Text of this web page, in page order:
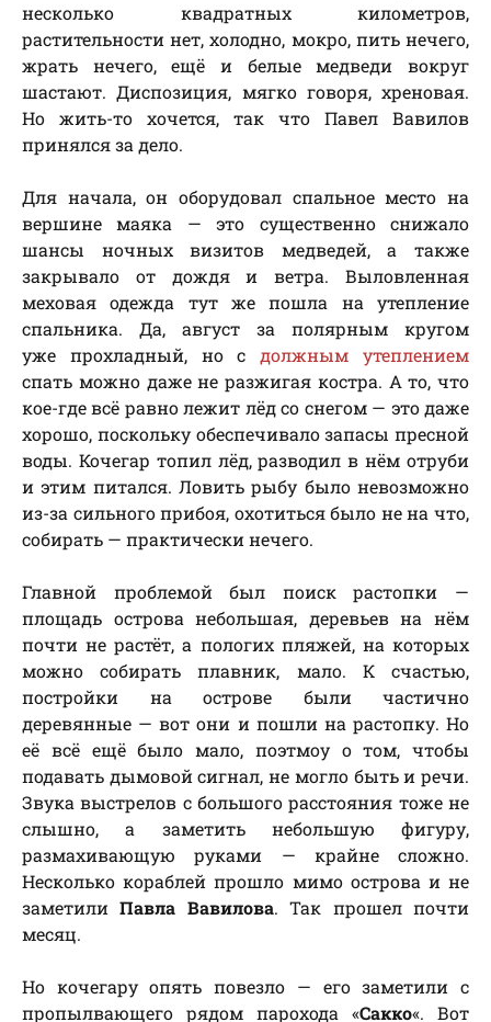
несколько квадратных километров,
растительности нет, холодно, мокро, пить нечего,
жрать нечего, ещё и белые медведи вокруг
шастают. Диспозиция, мягко говоря, хреновая.
Но жить-то хочется, так что Павел Вавилов
принялся за дело.
Для начала, он оборудовал спальное место на
вершине маяка — это существенно снижало
шансы ночных визитов медведей, а также
закрывало от дождя и ветра. Выловленная
меховая одежда тут же пошла на утепление
спальника. Да, август за полярным кругом
уже прохладный, но с должным утеплением
спать можно даже не разжигая костра. А то, что
кое-где всё равно лежит лёд со снегом — это даже
хорошо, поскольку обеспечивало запасы пресной
воды. Кочегар топил лёд, разводил в нём отруби
и этим питался. Ловить рыбу было невозможно
из-за сильного прибоя, охотиться было не на что,
собирать — практически нечего.
Главной проблемой был поиск растопки —
площадь острова небольшая, деревьев на нём
почти не растёт, а пологих пляжей, на которых
можно собирать плавник, мало. К счастью,
постройки на острове были частично
деревянные — вот они и пошли на растопку. Но
её всё ещё было мало, поэтмоу о том, чтобы
подавать дымовой сигнал, не могло быть и речи.
Звука выстрелов с большого расстояния тоже не
слышно, а заметить небольшую фигуру,
размахивающую руками — крайне сложно.
Несколько кораблей прошло мимо острова и не
заметилиПавла Вавилова. Так прошел почти
месяц.
Но кочегару опять повезло — его заметили с
пропылвающего рядом парохода «Сакко«. Вот